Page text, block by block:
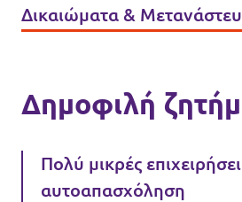
Δικαιώματα &
Δημοφιλή
Πολύ μικρές
αυτοαπασχόληση